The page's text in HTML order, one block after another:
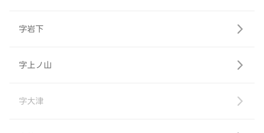
字岩下
字上ノ山
字大津